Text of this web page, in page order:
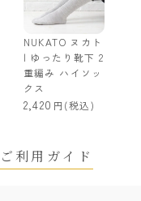
NUKATO ヌカト
| ゆったり靴下 2
重編み ハイソッ
クス
2,420 (税込)
ご利用ガイド